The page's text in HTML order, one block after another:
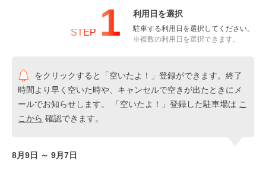
STEP 1 利用日を選択
駐車する利用日を選択してください。
※複数の利用日を選択できます。
をクリックすると「空いたよ！」登録ができます。終了
時間より早く空いた時や、キャンセルで空きが出たときにメ
ールでお知らせします。 「空いたよ！」登録した駐車場は こ
こから 確認できます。
8月9日 ～ 9月7日